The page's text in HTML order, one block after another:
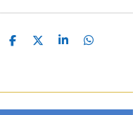
T
E
T
E
T
E
T
E